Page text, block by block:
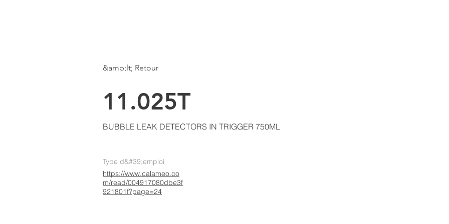
&amp;lt; Retour
11.025T
BUBBLE LEAK DETECTORS IN TRIGGER 750ML
Type d&#39;emploi
https://www.calameo.co
m/read/004917080dbe3f
921801f?page=24